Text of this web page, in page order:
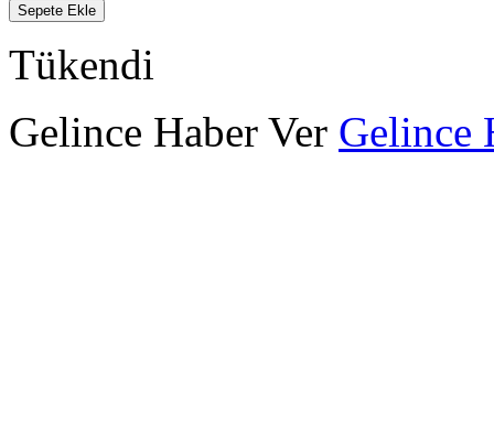
Sepete Ekle
Tükendi
Gelince Haber Ver Gelince